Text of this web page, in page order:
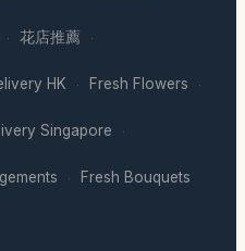
· 花店推薦 ·
HK · Fresh Flowers ·
Singapore ·
· Fresh Bouquets